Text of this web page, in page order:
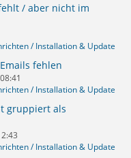
/ aber nicht im
/ Installation & Update
fehlen
/ Installation & Update
gruppiert als
/ Installation & Update